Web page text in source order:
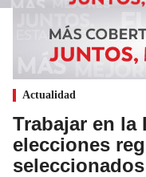
Actualidad
Trabajar en la
elecciones